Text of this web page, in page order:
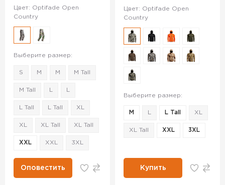
Цвет: Optifade Open
Country
Выберите размер:
S M M M Tall
M Tall
L Tall L Tall XL
XL XL Tall XL Tall
XXL XXL 3XL
Оповестить
Цвет: Optifade Open
Country
Выберите размер:
M L Tall XL
XL Tall XXL 3XL
Купить